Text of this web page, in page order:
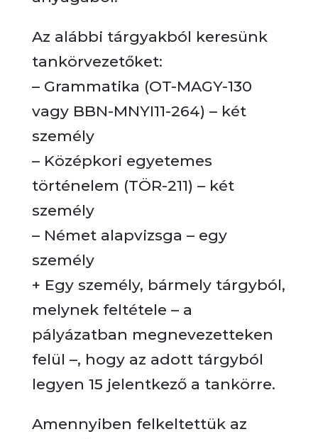
Az alábbi tárgyakból keresünk
tankörvezetőket:
– Grammatika (OT-MAGY-130
vagy BBN-MNYI11-264) – két
személy
– Középkori egyetemes
történelem (TÖR-211) – két
személy
– Német alapvizsga – egy
személy
+ Egy személy, bármely tárgyból,
melynek feltétele – a
pályázatban megnevezetteken
felül –, hogy az adott tárgyból
legyen 15 jelentkező a tankörre.
Amennyiben felkeltettük az